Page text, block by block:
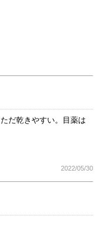
だ乾きやすい。目薬は
2022/05/30